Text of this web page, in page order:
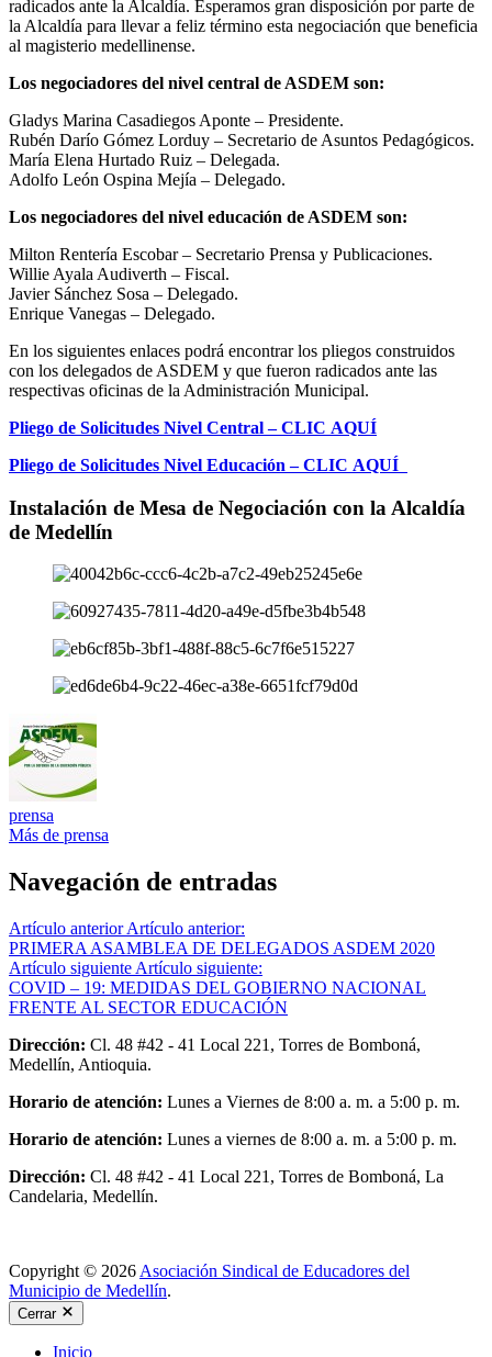
radicados ante la Alcaldía. Esperamos gran disposición por parte de
la Alcaldía para llevar a feliz término esta negociación que beneficia
al magisterio medellinense.
Los negociadores del nivel central de ASDEM son:
Gladys Marina Casadiegos Aponte – Presidente.
Rubén Darío Gómez Lorduy – Secretario de Asuntos Pedagógicos.
María Elena Hurtado Ruiz – Delegada.
Adolfo León Ospina Mejía – Delegado.
Los negociadores del nivel educación de ASDEM son:
Milton Rentería Escobar – Secretario Prensa y Publicaciones.
Willie Ayala Audiverth – Fiscal.
Javier Sánchez Sosa – Delegado.
Enrique Vanegas – Delegado.
En los siguientes enlaces podrá encontrar los pliegos construidos
con los delegados de ASDEM y que fueron radicados ante las
respectivas oficinas de la Administración Municipal.
Pliego de Solicitudes Nivel Central – CLIC AQUÍ
Pliego de Solicitudes Nivel Educación – CLIC AQUÍ
Instalación de Mesa de Negociación con la Alcaldía
de Medellín
prensa
Más de prensa
Navegación de entradas
Artículo anterior Artículo anterior:
PRIMERA ASAMBLEA DE DELEGADOS ASDEM 2020
Artículo siguiente Artículo siguiente:
COVID – 19: MEDIDAS DEL GOBIERNO NACIONAL
FRENTE AL SECTOR EDUCACIÓN
Dirección: Cl. 48 #42 - 41 Local 221, Torres de Bomboná,
Medellín, Antioquia.
Horario de atención: Lunes a Viernes de 8:00 a. m. a 5:00 p. m.
Horario de atención: Lunes a viernes de 8:00 a. m. a 5:00 p. m.
Dirección: Cl. 48 #42 - 41 Local 221, Torres de Bomboná, La
Candelaria, Medellín.
Copyright © 2026 Asociación Sindical de Educadores del
Municipio de Medellín.
Cerrar
Inicio